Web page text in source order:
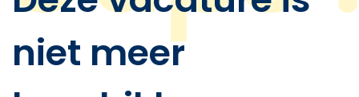
niet meer